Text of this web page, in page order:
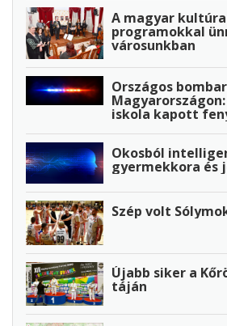
A magyar
programokkal
városunkban
Országos
iskola kapott
Okosból
gyermekkora és
Szép volt
Újabb siker a
táján